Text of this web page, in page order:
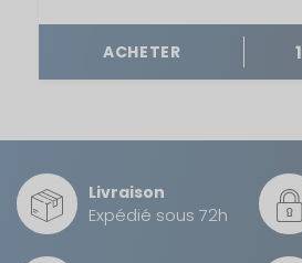
le gaspillage et permettant
précise, que ce soit pour
trappe de rangement ou un
ACHETER
Livraison
Expédié sous 72h